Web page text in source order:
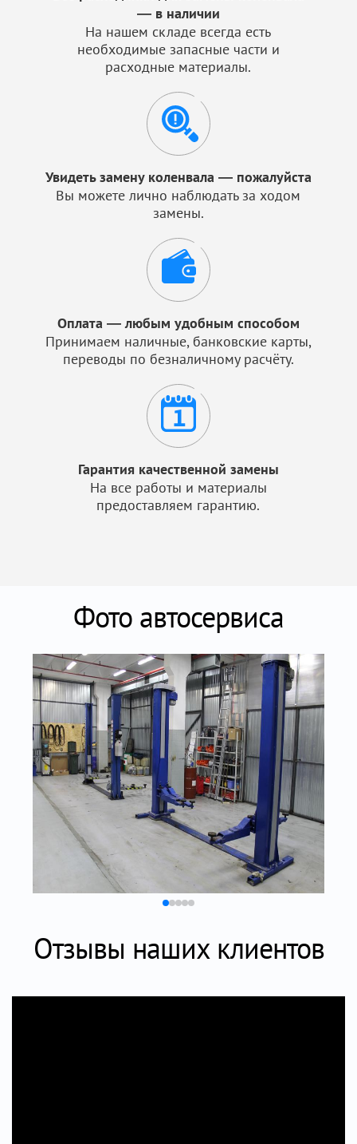
— в наличии
На нашем складе всегда есть
необходимые запасные части и
расходные материалы.
Увидеть замену коленвала — пожалуйста
Вы можете лично наблюдать за ходом
замены.
Оплата — любым удобным способом
Принимаем наличные, банковские карты,
переводы по безналичному расчёту.
Гарантия качественной замены
На все работы и материалы
предоставляем гарантию.
Фото автосервиса
Отзывы наших клиентов